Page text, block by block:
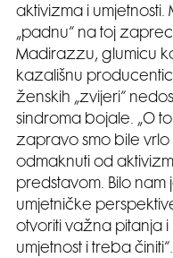
aktivizma i umjetnosti.
„padnu“ na toj
Madirazzu, glumicu
kazališnu
ženskih „zvijeri“
sindroma bojale. „O
zapravo smo bile vrlo
odmaknuti od
predstavom. Bilo nam
umjetničke
otvoriti važna pitanja i
umjetnost i treba činiti“.